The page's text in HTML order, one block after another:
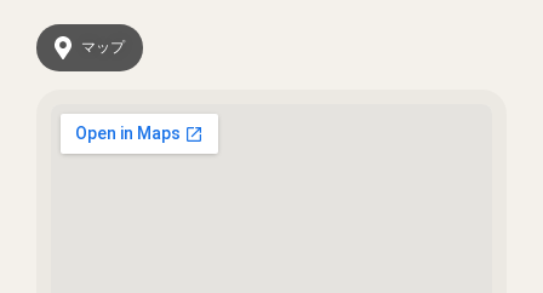
マップ